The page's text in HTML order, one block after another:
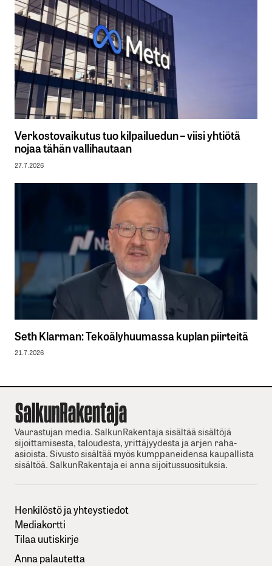
Verkostovaikutus tuo kilpailuedun – viisi yhtiötä
nojaa tähän vallihautaan
27.7.2026
Seth Klarman: Tekoälyhuumassa kuplan piirteitä
21.7.2026
Vaurastujan media. SalkunRakentaja sisältää sisältöjä
sijoittamisesta, taloudesta, yrittäjyydesta ja arjen raha-
asioista. Sivusto sisältää myös kumppaneidensa kaupallista
sisältöä. SalkunRakentaja ei anna sijoitussuosituksia.
Henkilöstö ja yhteystiedot
Mediakortti
Tilaa uutiskirje
Anna palautetta